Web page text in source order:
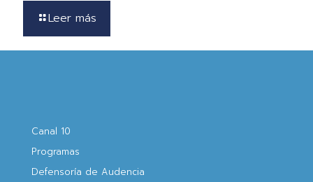
Leer más
Canal 10
Programas
Defensoría de Audencia